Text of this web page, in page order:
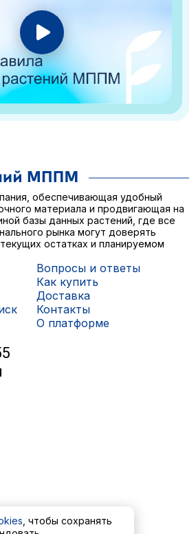
обеспечивающая удобный
материала и продвигающая на
базы данных растений, где все
рынка могут доверять
остатках и планируемом
Вопросы и ответы
Как купить
Доставка
Контакты
О платформе
, чтобы сохранять